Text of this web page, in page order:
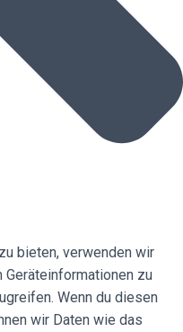
bieten, verwenden wir
Geräteinformationen zu
Wenn du diesen
wir Daten wie das